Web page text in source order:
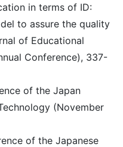
in terms of ID:
to assure the quality
of Educational
Conference), 337-
of the Japan
(November
of the Japanese